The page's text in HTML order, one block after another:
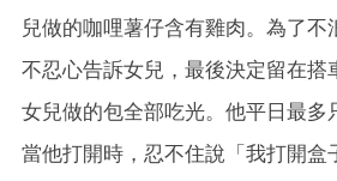
兒做的咖哩薯仔含有雞肉。為了不
不忍心告訴女兒，最後決定留在搭
女兒做的包全部吃光。他平日最多
當他打開時，忍不住說「我打開盒